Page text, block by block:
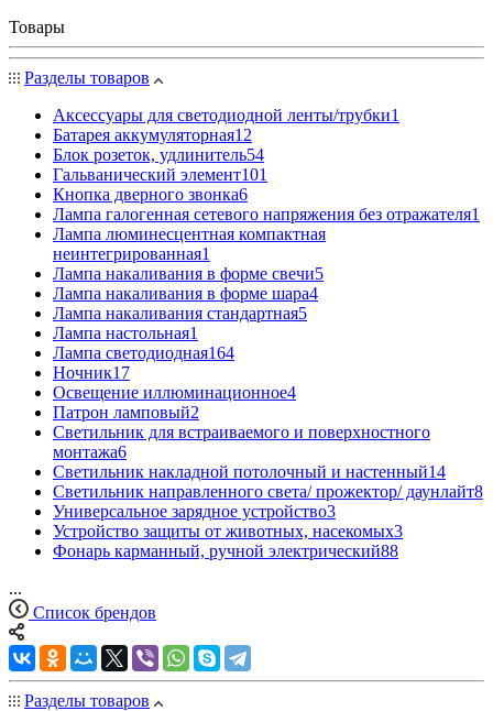
Товары
Разделы товаров
Аксессуары для светодиодной ленты/трубки1
Батарея аккумуляторная12
Блок розеток, удлинитель54
Гальванический элемент101
Кнопка дверного звонка6
Лампа галогенная сетевого напряжения без отражателя1
Лампа люминесцентная компактная
неинтегрированная1
Лампа накаливания в форме свечи5
Лампа накаливания в форме шара4
Лампа накаливания стандартная5
Лампа настольная1
Лампа светодиодная164
Ночник17
Освещение иллюминационное4
Патрон ламповый2
Светильник для встраиваемого и поверхностного
монтажа6
Светильник накладной потолочный и настенный14
Светильник направленного света/ прожектор/ даунлайт8
Универсальное зарядное устройство3
Устройство защиты от животных, насекомых3
Фонарь карманный, ручной электрический88
...
Список брендов
Разделы товаров